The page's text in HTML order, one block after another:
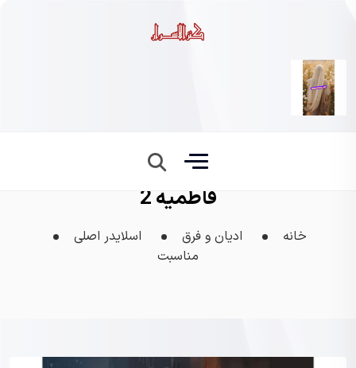
فاطمیه 2
خانه ادیان و فرق
اسلایدر اصلی
مناسبت